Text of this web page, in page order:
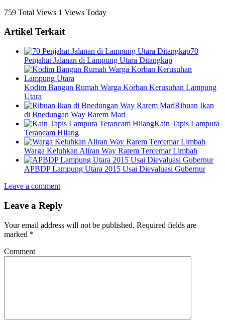
759 Total Views 1 Views Today
Artikel Terkait
70
Penjahat Jalanan di Lampung Utara Ditangkap
Kodim Bangun Rumah Warga Korban Kerusuhan Lampung
Utara
Ribuan Ikan
di Bnedungan Way Rarem Mari
Kain Tapis Lampura
Terancam Hilang
Warga Keluhkan Aliran Way Rarem Tercemar Limbah
APBDP Lampung Utara 2015 Usai Dievaluasi Gubernur
Leave a comment
Leave a Reply
Your email address will not be published. Required fields are
marked *
Comment